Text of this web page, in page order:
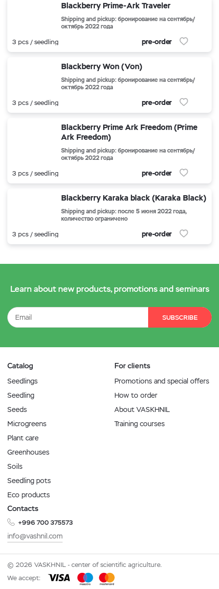
Blackberry Prime-Ark Traveler
Shipping and pickup: бронирование на сентябрь/
октябрь 2022 года
3 pcs / seedling pre-order
Blackberry Won (Von)
Shipping and pickup: бронирование на сентябрь/
октябрь 2022 года
3 pcs / seedling pre-order
Blackberry Prime Ark Freedom (Prime
Ark Freedom)
Shipping and pickup: бронирование на сентябрь/
октябрь 2022 года
3 pcs / seedling pre-order
Blackberry Karaka black (Karaka Black)
Shipping and pickup: после 5 июня 2022 года,
количество ограничено
3 pcs / seedling pre-order
Learn about new products, promotions and seminars
SUBSCRIBE
Catalog
Seedlings
Seedling
Seeds
Microgreens
Plant care
Greenhouses
Soils
Seedling pots
Eco products
For clients
Promotions and special offers
How to order
About VASKHNIL
Training courses
Contacts
+996 700 375573
info@vashnil.com
© 2026 VASKHNIL - center of scientific agriculture.
We accept: